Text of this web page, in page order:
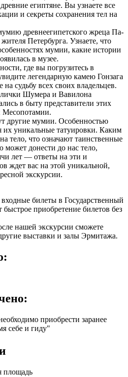
египтяне. Вы узнаете все
и секреты сохранения тел на
древнеегипетского жреца Па-
Петербурга. Узнаете, что
мумии, какие истории
в музее.
где вы погрузитесь в
легендарную камею Гонзага
судьбу всех своих владельцев.
Шумера и Вавилона
в быту представители этих
Месопотамии.
другие мумии. Особенностью
уникальные татуировки. Каким
тело, что означают таинственные
донести до нас тело,
лет — ответы на эти и
ждет вас на этой уникальной,
экскурсии.
билеты в Государственный
приобретение билетов без
нашей экскурсии сможете
выставки и залы Эрмитажа.
приобрести заранее
себе и гиду"
площадь